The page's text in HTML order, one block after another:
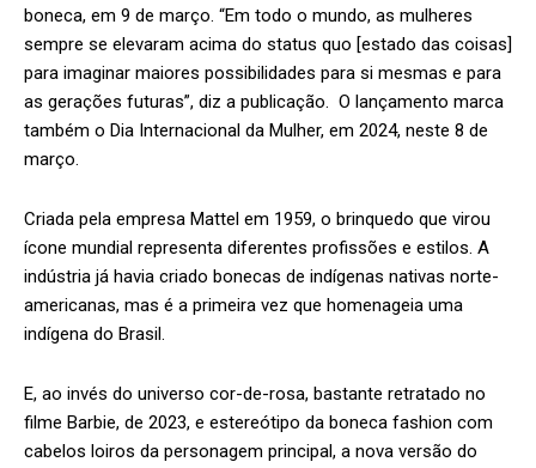
boneca, em 9 de março. “Em todo o mundo, as mulheres
sempre se elevaram acima do status quo [estado das coisas]
para imaginar maiores possibilidades para si mesmas e para
as gerações futuras”, diz a publicação. O lançamento marca
também o Dia Internacional da Mulher, em 2024, neste 8 de
março.
Criada pela empresa Mattel em 1959, o brinquedo que virou
ícone mundial representa diferentes profissões e estilos. A
indústria já havia criado bonecas de indígenas nativas norte-
americanas, mas é a primeira vez que homenageia uma
indígena do Brasil.
E, ao invés do universo cor-de-rosa, bastante retratado no
filme Barbie, de 2023, e estereótipo da boneca fashion com
cabelos loiros da personagem principal, a nova versão do